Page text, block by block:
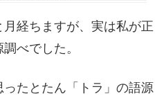
経ちますが、実は私が正
べでした。
たとたん「トラ」の語源